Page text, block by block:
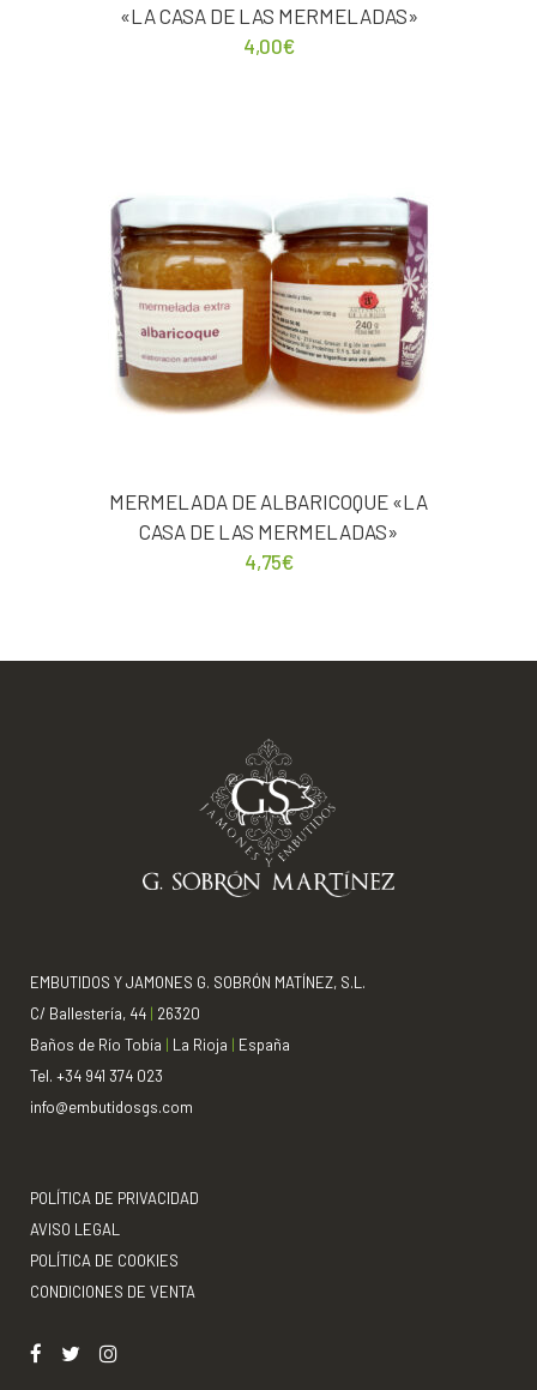
«LA CASA DE LAS MERMELADAS»
4,00€
MERMELADA DE ALBARICOQUE «LA
CASA DE LAS MERMELADAS»
4,75€
EMBUTIDOS Y JAMONES G. SOBRÓN MATÍNEZ, S.L.
C/ Ballestería, 44 | 26320
Baños de Río Tobía | La Rioja | España
Tel. +34 941 374 023
info@embutidosgs.com
POLÍTICA DE PRIVACIDAD
AVISO LEGAL
POLÍTICA DE COOKIES
CONDICIONES DE VENTA